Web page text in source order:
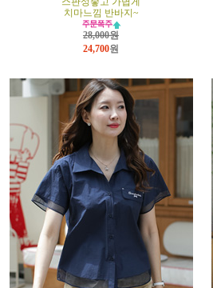
치마느낌 반바지~
28,000원
24,700원